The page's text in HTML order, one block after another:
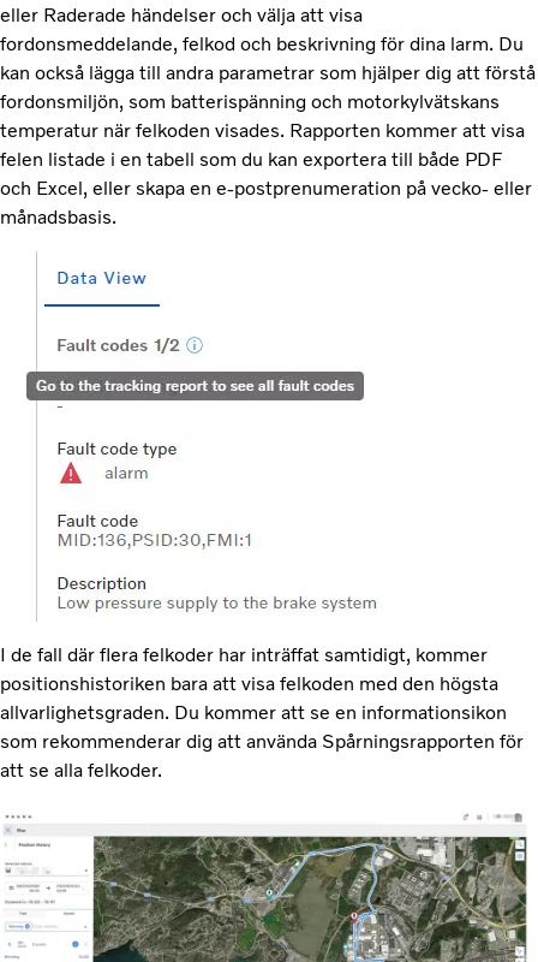
eller Raderade händelser och välja att visa
fordonsmeddelande, felkod och beskrivning för dina larm. Du
kan också lägga till andra parametrar som hjälper dig att förstå
fordonsmiljön, som batterispänning och motorkylvätskans
temperatur när felkoden visades. Rapporten kommer att visa
felen listade i en tabell som du kan exportera till både PDF
och Excel, eller skapa en e-postprenumeration på vecko- eller
månadsbasis.
I de fall där flera felkoder har inträffat samtidigt, kommer
positionshistoriken bara att visa felkoden med den högsta
allvarlighetsgraden. Du kommer att se en informationsikon
som rekommenderar dig att använda Spårningsrapporten för
att se alla felkoder.